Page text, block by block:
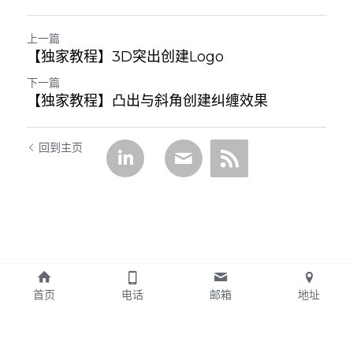
上一篇
【独家教程】3D突出创建Logo
下一篇
【独家教程】凸出与斜角创建纠缠效果
回到主页
首页 电话 邮箱 地址